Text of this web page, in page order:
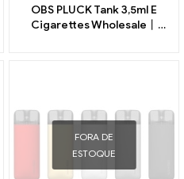
OBS PLUCK Tank 3,5ml E
Cigarettes Wholesale丨
FORA DE
ESTOQUE